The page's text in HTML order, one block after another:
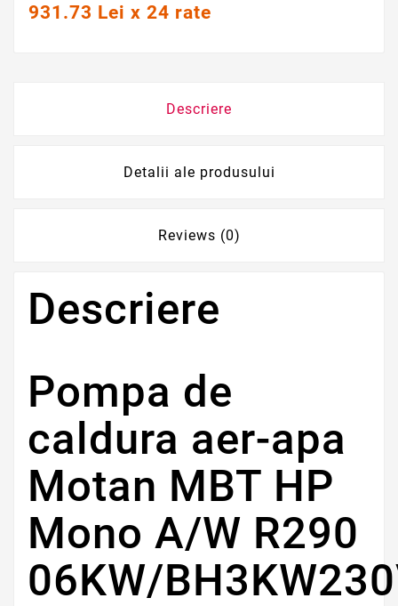
931.73 Lei x 24 rate
Descriere
Detalii ale produsului
Reviews (0)
Descriere
Pompa de
caldura aer-apa
Motan MBT HP
Mono A/W R290
06KW/